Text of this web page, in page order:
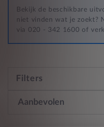
Bekijk de beschikbare
niet vinden wat je zoekt?
via 020 - 342 1600 of
Filters